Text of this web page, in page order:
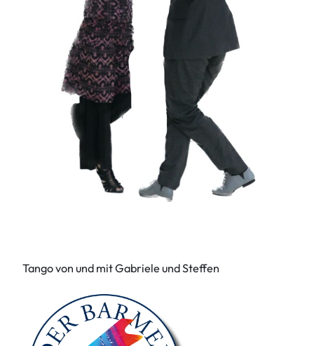
Tango von und mit Gabriele und Steffen